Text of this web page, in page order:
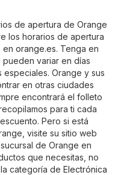
de apertura de Orange
los horarios de apertura
en orange.es. Tenga en
variar en días
Orange y sus
en otras ciudades
encontrará el folleto
para ti cada
Pero si está
visite su sitio web
de Orange en
que necesitas, no
categoría de Electrónica